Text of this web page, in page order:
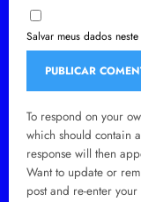
Salvar meus dados
To respond on your
which should contain
response will then
Want to update or
post and re-enter